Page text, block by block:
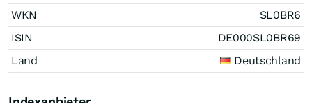
WKN
SL0BR6
ISIN
DE000SL0BR69
Land
Deutschland